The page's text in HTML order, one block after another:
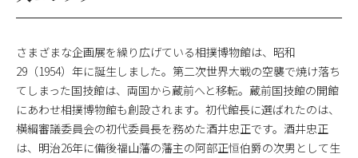
さまざまな企画展を繰り広げている相撲博物館は、昭和
29（1954）年に誕生しました。第二次世界大戦の空襲で焼け落ち
てしまった国技館は、両国から蔵前へと移転。蔵前国技館の開館
にあわせ相撲博物館も創設されます。初代館長に選ばれたのは、
横綱審議委員会の初代委員長を務めた酒井忠正です。酒井忠正
は、明治26年に備後福山藩の藩主の阿部正恒伯爵の次男として生